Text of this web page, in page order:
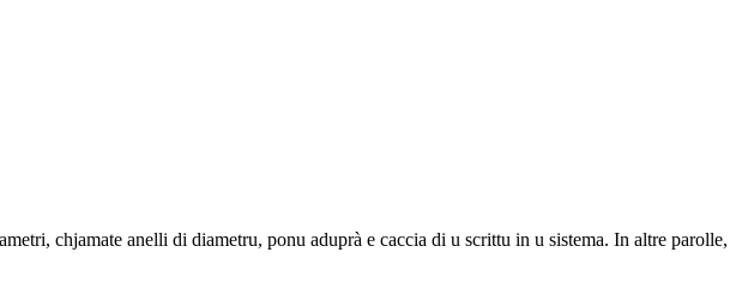
chjamate anelli di diametru, ponu aduprà e caccia di u scrittu in u sistema. In altre parolle,